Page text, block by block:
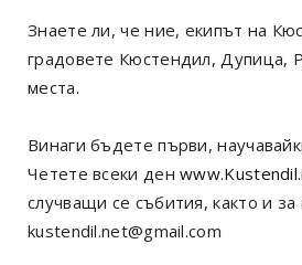
Знаете ли, че ние, екипът на
градовете Кюстендил, Дупица,
места.
Винаги бъдете първи,
Четете всеки ден
случващи се събития, както и
kustendil.net@gmail.com